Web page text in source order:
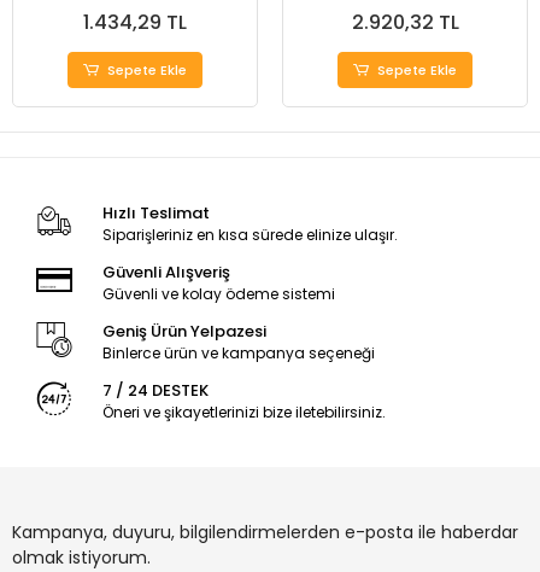
1.434,29 TL
Sepete Ekle
2.920,32 TL
Sepete Ekle
Hızlı Teslimat
Siparişleriniz en kısa sürede elinize ulaşır.
Güvenli Alışveriş
Güvenli ve kolay ödeme sistemi
Geniş Ürün Yelpazesi
Binlerce ürün ve kampanya seçeneği
7 / 24 DESTEK
Öneri ve şikayetlerinizi bize iletebilirsiniz.
Kampanya, duyuru, bilgilendirmelerden e-posta ile haberdar
olmak istiyorum.